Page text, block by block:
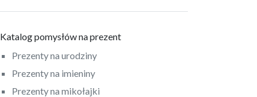
Katalog pomysłów na prezent
Prezenty na urodziny
Prezenty na imieniny
Prezenty na mikołajki